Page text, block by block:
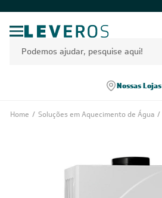
Nossas Lojas
Home / Soluções em Aquecimento de Água /